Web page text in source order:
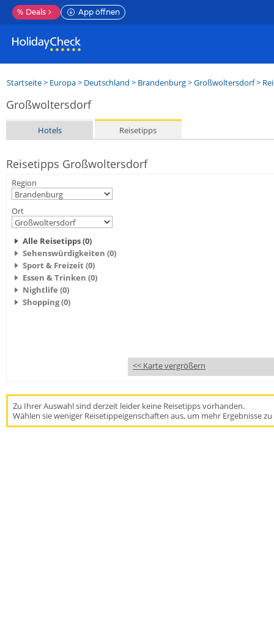
% Deals App öffnen
Startseite> Europa> Deutschland > Brandenburg>Großwoltersdorf>
Großwoltersdorf
Hotels Reisetipps
Reisetipps Großwoltersdorf
Region
Ort
Alle Reisetipps (0)
Sehenswürdigkeiten (0)
Sport & Freizeit (0)
Essen & Trinken (0)
Nightlife (0)
Shopping (0)
<< Karte vergrößern
Zu Ihrer Auswahl sind derzeit leider keine Reisetipps vorhanden.
Wählen sie weniger Reisetippeigenschaften aus, um mehr Ergebnisse